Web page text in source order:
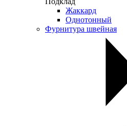
Жаккард
Однотонный
Фурнитура швейная